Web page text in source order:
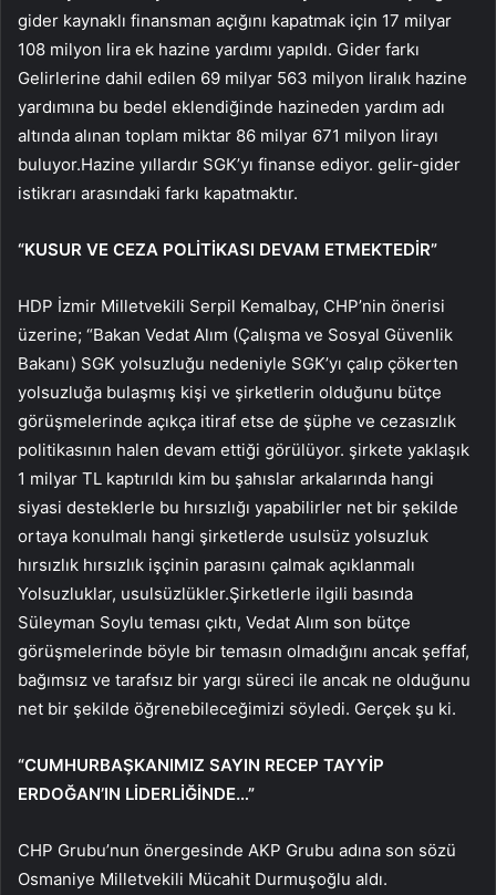
gider kaynaklı finansman açığını kapatmak için 17 milyar
108 milyon lira ek hazine yardımı yapıldı. Gider farkı
Gelirlerine dahil edilen 69 milyar 563 milyon liralık hazine
yardımına bu bedel eklendiğinde hazineden yardım adı
altında alınan toplam miktar 86 milyar 671 milyon lirayı
buluyor.Hazine yıllardır SGK’yı finanse ediyor. gelir-gider
istikrarı arasındaki farkı kapatmaktır.
“KUSUR VE CEZA POLİTİKASI DEVAM ETMEKTEDİR”
HDP İzmir Milletvekili Serpil Kemalbay, CHP’nin önerisi
üzerine; “Bakan Vedat Alım (Çalışma ve Sosyal Güvenlik
Bakanı) SGK yolsuzluğu nedeniyle SGK’yı çalıp çökerten
yolsuzluğa bulaşmış kişi ve şirketlerin olduğunu bütçe
görüşmelerinde açıkça itiraf etse de şüphe ve cezasızlık
politikasının halen devam ettiği görülüyor. şirkete yaklaşık
1 milyar TL kaptırıldı kim bu şahıslar arkalarında hangi
siyasi desteklerle bu hırsızlığı yapabilirler net bir şekilde
ortaya konulmalı hangi şirketlerde usulsüz yolsuzluk
hırsızlık hırsızlık işçinin parasını çalmak açıklanmalı
Yolsuzluklar, usulsüzlükler.Şirketlerle ilgili basında
Süleyman Soylu teması çıktı, Vedat Alım son bütçe
görüşmelerinde böyle bir temasın olmadığını ancak şeffaf,
bağımsız ve tarafsız bir yargı süreci ile ancak ne olduğunu
net bir şekilde öğrenebileceğimizi söyledi. Gerçek şu ki.
“CUMHURBAŞKANIMIZ SAYIN RECEP TAYYİP
ERDOĞAN’IN LİDERLİĞİNDE…”
CHP Grubu’nun önergesinde AKP Grubu adına son sözü
Osmaniye Milletvekili Mücahit Durmuşoğlu aldı.